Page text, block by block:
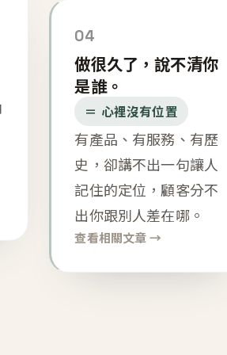
04
做很久了，說不清你
是誰。
＝ 心裡沒有位置
有產品、有服務、有歷
史，卻講不出一句讓人
記住的定位，顧客分不
出你跟別人差在哪。
查看相關文章 →